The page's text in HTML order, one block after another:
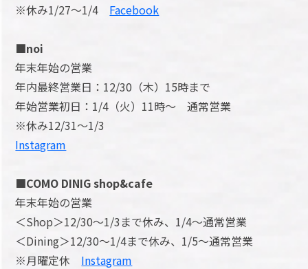
※休み1/27～1/4 Facebook
■noi
年末年始の営業
年内最終営業日：12/30（木）15時まで
年始営業初日：1/4（火）11時～ 通常営業
※休み12/31～1/3
Instagram
■COMO DINIG shop&cafe
年末年始の営業
＜Shop＞12/30～1/3まで休み、1/4～通常営業
＜Dining＞12/30～1/4まで休み、1/5～通常営業
※月曜定休 Instagram